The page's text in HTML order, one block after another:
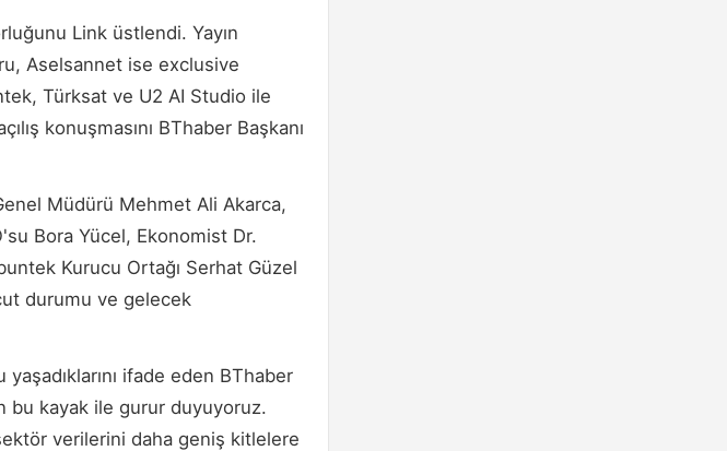
Link üstlendi. Yayın
Aselsannet ise exclusive
Türksat ve U2 AI Studio ile
konuşmasını BThaber Başkanı
Müdürü Mehmet Ali Akarca,
Bora Yücel, Ekonomist Dr.
Kurucu Ortağı Serhat Güzel
durumu ve gelecek
ifade eden BThaber
bu kayak ile gurur duyuyoruz.
verilerini daha geniş kitlelere